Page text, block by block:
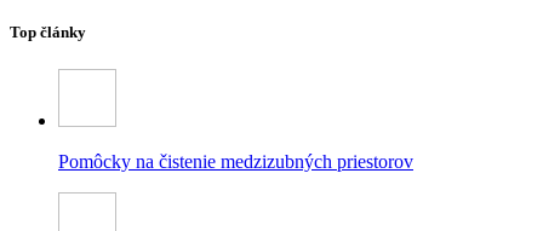
Top články
Pomôcky na čistenie medzizubných priestorov